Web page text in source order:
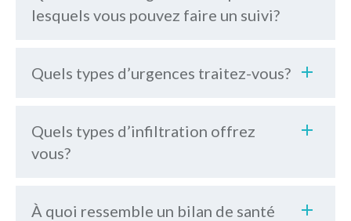
lesquels vous pouvez faire un suivi?
Quels types d’urgences traitez-vous?
Quels types d’infiltration offrez
vous?
À quoi ressemble un bilan de santé